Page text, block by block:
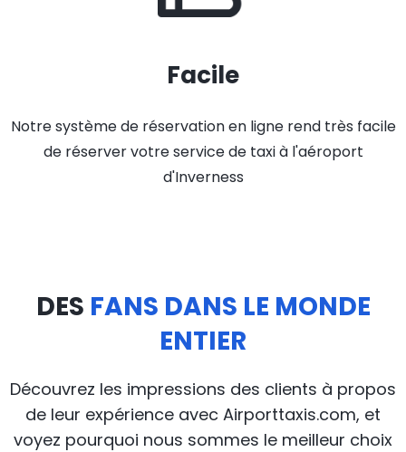
Facile
Notre système de réservation en ligne rend très facile
de réserver votre service de taxi à l'aéroport
d'Inverness
DES FANS DANS LE MONDE
ENTIER
Découvrez les impressions des clients à propos
de leur expérience avec Airporttaxis.com, et
voyez pourquoi nous sommes le meilleur choix